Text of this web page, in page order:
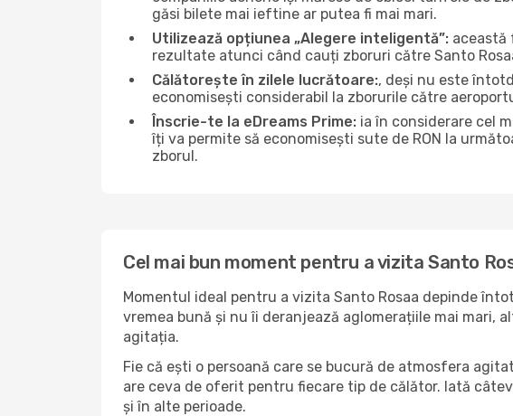
găsi bilete mai ieftine ar putea fi mai mari.
Utilizează opțiunea „Alegere inteligentă”: această
rezultate atunci când cauți zboruri către Santo
Călătorește în zilele lucrătoare:, deși nu este
economisești considerabil la zborurile către
Înscrie-te la eDreams Prime: ia în considerare cel
îți va permite să economisești sute de RON la
zborul.
Cel mai bun moment pentru a vizita Santo
Momentul ideal pentru a vizita Santo Rosaa depinde
vremea bună și nu îi deranjează aglomerațiile mai mari,
agitația.
Fie că ești o persoană care se bucură de atmosfera
are ceva de oferit pentru fiecare tip de călător. Iată
și în alte perioade.